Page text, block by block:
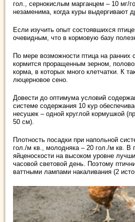
гол., сернокислым марганцем – 10 мг/
незаменима, когда куры выдергивают
Если изучить опыт состоявшихся
очевидным, что в кормовую базу
По мере возможности птица на ранних
кормится проращенным зерном,
корма, в которых много клетчатки. К
люцерновое сено.
Довести до оптимума условий
системе содержания 10 кур
несушек – одной круглой кормушкой
50 см).
Плотность посадки при напольной
гол./м кв., молодняка – 20 гол./м кв. В
яйценоскости на высоком уровне
часовой световой день. Поэтому
ваттными лампами накаливания (2